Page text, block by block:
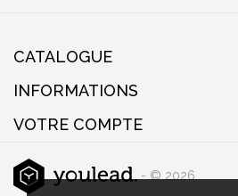
CATALOGUE
INFORMATIONS
VOTRE COMPTE
- © 2026